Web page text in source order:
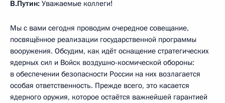
В.Путин: Уважаемые коллеги!
Мы с вами сегодня проводим очередное совещание,
посвящённое реализации государственной программы
вооружения. Обсудим, как идёт оснащение стратегических
ядерных сил и Войск воздушно-космической обороны:
в обеспечении безопасности России на них возлагается
особая ответственность. Прежде всего, это касается
ядерного оружия, которое остаётся важнейшей гарантией